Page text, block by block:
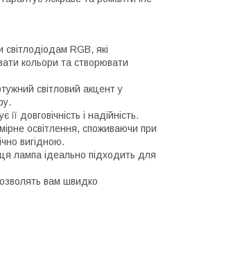
RGB, які
кольори та створювати
світловий акцент у
довговічність і надійність.
освітлення, споживаючи при
вигідною.
лампа ідеально підходить для
вам швидко